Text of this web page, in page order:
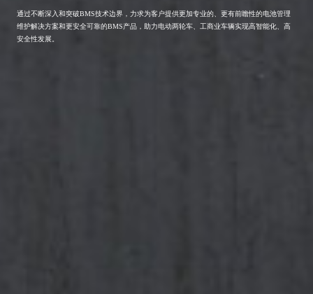
通过不断深入和突破BMS技术边界，力求为客户提供更加专业的、更有前瞻性的电池管理
维护解决方案和更安全可靠的BMS产品，助力电动两轮车、工商业车辆实现高智能化、高
安全性发展。